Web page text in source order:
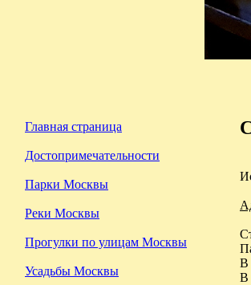
Главная страница
Достопримечательности
Парки Москвы
Реки Москвы
Прогулки по улицам Москвы
Усадьбы Москвы
В
В